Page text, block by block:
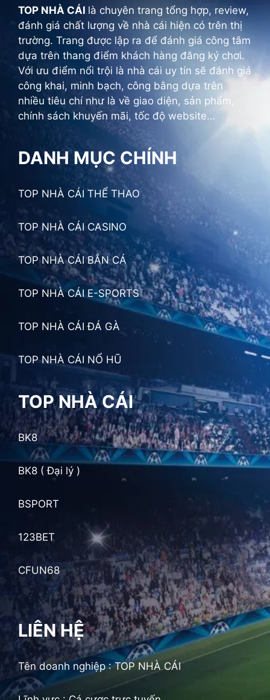
TOP NHÀ CÁI là chuyên trang tổng hợp, review,
đánh giá chất lượng về nhà cái hiện có trên thị
trường. Trang được lập ra để đánh giá công tâm
dựa trên thang điểm khách hàng đăng ký chơi.
Với ưu điểm nổi trội là nhà cái uy tín sẽ đánh giá
công khai, minh bạch, công bằng dựa trên
nhiều tiêu chí như là về giao diện, sản phẩm,
chính sách khuyến mãi, tốc độ website…
DANH MỤC CHÍNH
TOP NHÀ CÁI THỂ THAO
TOP NHÀ CÁI CASINO
TOP NHÀ CÁI BẮN CÁ
TOP NHÀ CÁI E-SPORTS
TOP NHÀ CÁI ĐÁ GÀ
TOP NHÀ CÁI NỔ HŨ
TOP NHÀ CÁI
BK8
BK8 ( Đại lý )
BSPORT
123BET
CFUN68
LIÊN HỆ
Tên doanh nghiệp :TOP NHÀ CÁI